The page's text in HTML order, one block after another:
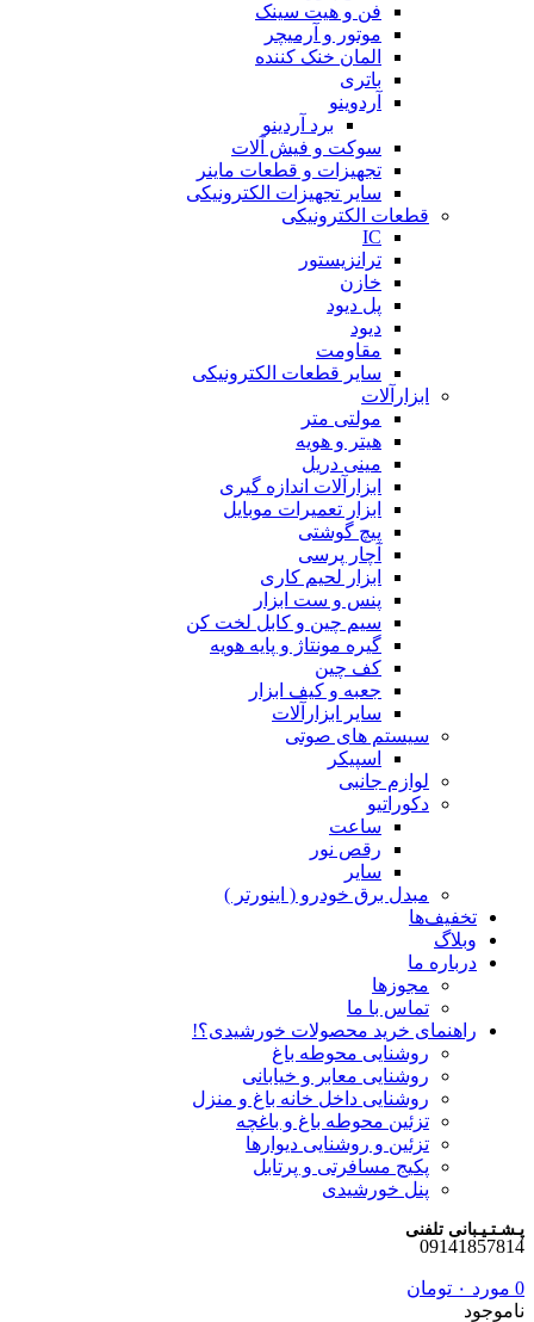
فن و هیت سینک
موتور و آرمیچر
المان خنک کننده
باتری
آردوینو
برد آردینو
سوکت و فیش آلات
تجهیزات و قطعات ماینر
سایر تجهیزات الکترونیکی
قطعات الکترونیکی
IC
ترانزیستور
خازن
پل دیود
دیود
مقاومت
سایر قطعات الکترونیکی
ابزارآلات
مولتی متر
هیتر و هویه
مینی دریل
ابزارآلات اندازه گیری
ابزار تعمیرات موبایل
پیچ گوشتی
آچار پرسی
ابزار لحیم کاری
پنس و ست ابزار
سیم چین و کابل لخت کن
گیره مونتاژ و پایه هویه
کف چین
جعبه و کیف ابزار
سایر ابزارآلات
سیستم های صوتی
اسپیکر
لوازم جانبی
دکوراتیو
ساعت
رقص نور
سایر
مبدل برق خودرو ( اینورتر )
تخفیف‌ها
وبلاگ
درباره ما
مجوزها
تماس با ما
راهنمای خرید محصولات خورشیدی؟!
روشنایی محوطه باغ
روشنایی معابر و خیابانی
روشنایی داخل خانه باغ و منزل
تزئین محوطه باغ و باغچه
تزئین و روشنایی دیوارها
پکیج مسافرتی و پرتابل
پنل خورشیدی
پـشـتـیـبانی تلفنی
09141857814
0 مورد ۰ تومان
ناموجود